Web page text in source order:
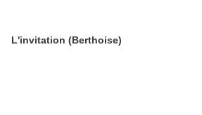
L'invitation (Berthoise)